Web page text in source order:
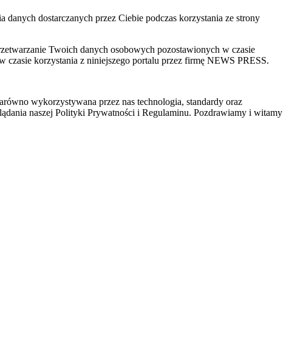
dostarczanych przez Ciebie podczas korzystania ze strony
Twoich danych osobowych pozostawionych w czasie
korzystania z niniejszego portalu przez firmę NEWS PRESS.
wykorzystywana przez nas technologia, standardy oraz
naszej Polityki Prywatności i Regulaminu. Pozdrawiamy i witamy